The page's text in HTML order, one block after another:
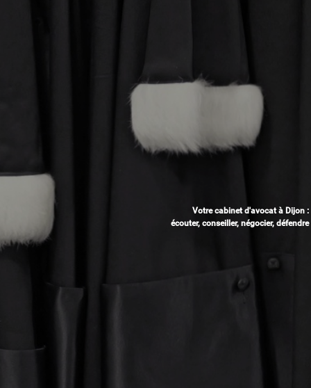
Votre cabinet d'avocat à Dijon :
écouter, conseiller, négocier, défendre